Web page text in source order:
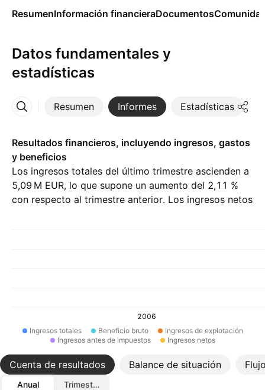
ResumenInformación financieraDocumentos
Datos fundamentales y
estadísticas
Resumen Informes Estadísticas
Más
Resultados financieros, incluyendo ingresos, gastos
y beneficios
Los ingresos totales del último trimestre ascienden a
‪5,09 M‬ EUR, lo que supone un aumento del 2,11 %
con respecto al trimestre anterior. Los ingresos netos
2006
Ingresos totales
Beneficio bruto
Ingresos de explotación
Ingresos antes de impuestos
Ingresos netos
Cuenta de resultados Balance de situación
Anual
Trimestral